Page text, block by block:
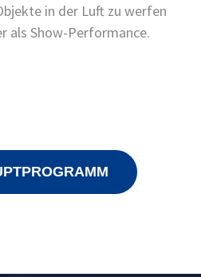
in der Luft zu werfen
als Show-Performance.